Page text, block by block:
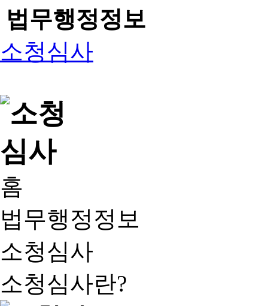
법무행정정보
소청심사
홈
법무행정정보
소청심사
소청심사란?